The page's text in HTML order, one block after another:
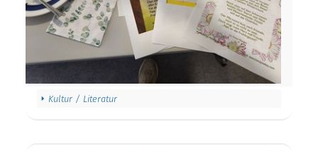
Kultur / Literatur